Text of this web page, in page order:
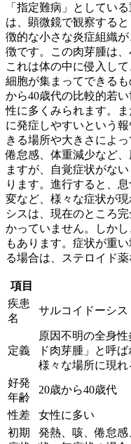
「指定難病」
としてい
は、顕微鏡で観察すると
徴的な小さな炎症組織
徴です。この肉芽腫は
これは体の中に侵入し
細胞が集まってできるも
から40歳代の比較的若
性に多くみられます。
に発症しやすいという
きる場所や大きさによ
倦怠感、体重減少など
ますが、自覚症状がな
ります。進行すると、
変など、様々な症状が
シスは、現在のところ
かっていません。しかし
もあります。症状が重
る場合は、ステロイド
項目
疾患
名
サルコイドーシス
定義
原因不明の全身
ド肉芽腫」と呼
様々な場所に現れ
好発
年齢
20歳から40歳代
性差
女性に多い
初期
発熱、咳、倦怠